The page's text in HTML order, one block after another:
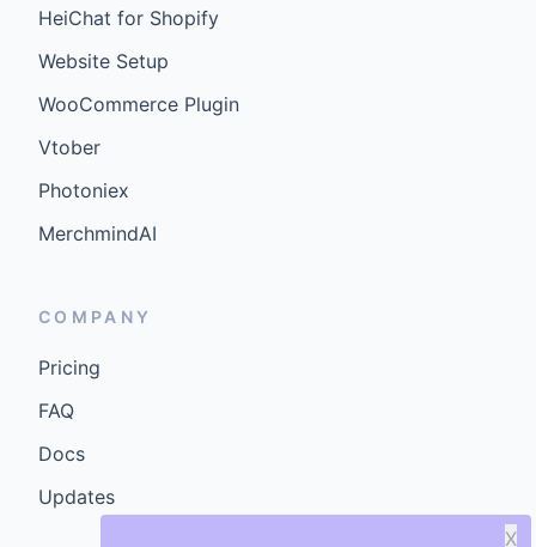
X
HeiChat for Shopify
Website Setup
WooCommerce Plugin
Vtober
Photoniex
MerchmindAI
COMPANY
Pricing
FAQ
Docs
Updates